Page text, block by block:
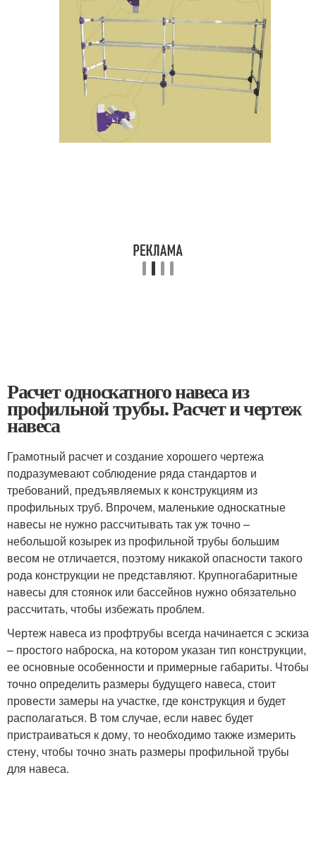
Расчет односкатного навеса из
профильной трубы. Расчет и чертеж
навеса
Грамотный расчет и создание хорошего чертежа
подразумевают соблюдение ряда стандартов и
требований, предъявляемых к конструкциям из
профильных труб. Впрочем, маленькие односкатные
навесы не нужно рассчитывать так уж точно –
небольшой козырек из профильной трубы большим
весом не отличается, поэтому никакой опасности такого
рода конструкции не представляют. Крупногабаритные
навесы для стоянок или бассейнов нужно обязательно
рассчитать, чтобы избежать проблем.
Чертеж навеса из профтрубы всегда начинается с эскиза
– простого наброска, на котором указан тип конструкции,
ее основные особенности и примерные габариты. Чтобы
точно определить размеры будущего навеса, стоит
провести замеры на участке, где конструкция и будет
располагаться. В том случае, если навес будет
пристраиваться к дому, то необходимо также измерить
стену, чтобы точно знать размеры профильной трубы
для навеса.